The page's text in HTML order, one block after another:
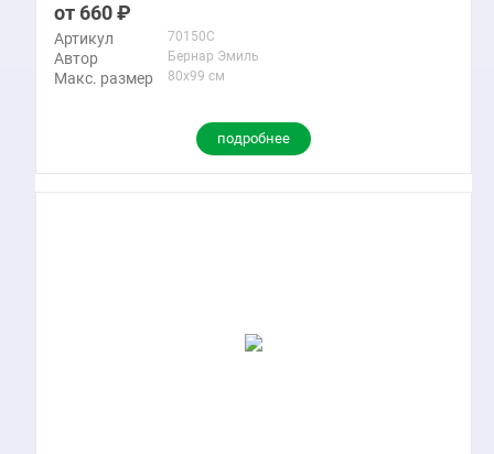
660
Артикул 70150C
Автор Бернар Эмиль
Макс. размер 80x99 см
подробнее